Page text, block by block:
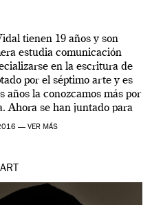
tienen 19 años y son
estudia comunicación
en la escritura de
por el séptimo arte y es
años la conozcamos más por
Ahora se han juntado para
una […]
— VER MÁS
ART